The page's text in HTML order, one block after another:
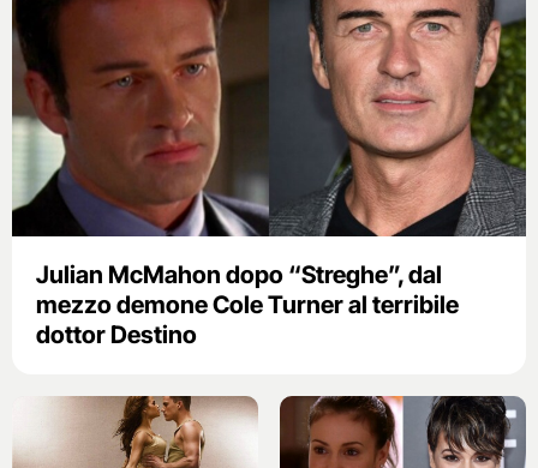
Julian McMahon dopo “Streghe”, dal
mezzo demone Cole Turner al terribile
dottor Destino